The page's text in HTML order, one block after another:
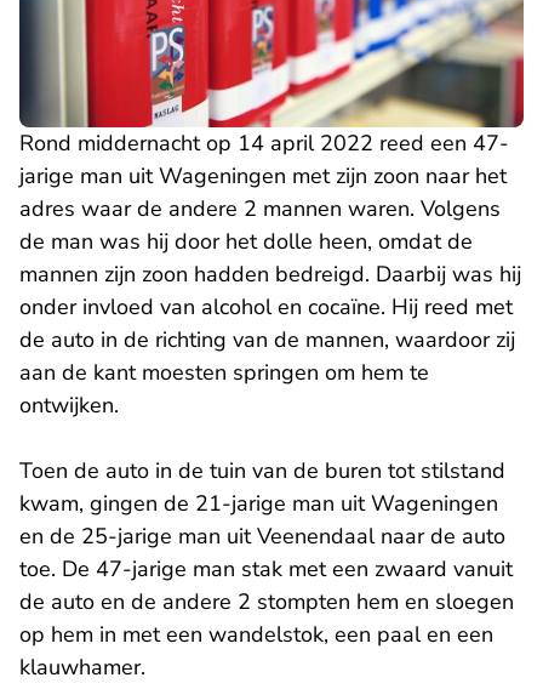
Rond middernacht op 14 april 2022 reed een 47-
jarige man uit Wageningen met zijn zoon naar het
adres waar de andere 2 mannen waren. Volgens
de man was hij door het dolle heen, omdat de
mannen zijn zoon hadden bedreigd. Daarbij was hij
onder invloed van alcohol en cocaïne. Hij reed met
de auto in de richting van de mannen, waardoor zij
aan de kant moesten springen om hem te
ontwijken.
Toen de auto in de tuin van de buren tot stilstand
kwam, gingen de 21-jarige man uit Wageningen
en de 25-jarige man uit Veenendaal naar de auto
toe. De 47-jarige man stak met een zwaard vanuit
de auto en de andere 2 stompten hem en sloegen
op hem in met een wandelstok, een paal en een
klauwhamer.